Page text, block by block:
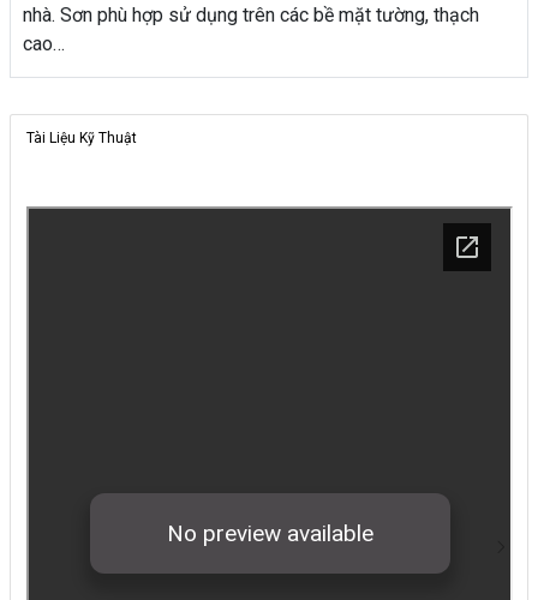
nhà. Sơn phù hợp sử dụng trên các bề mặt tường, thạch
cao…
Tài Liệu Kỹ Thuật